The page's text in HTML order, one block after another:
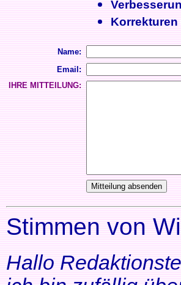
Name:
Email:
IHRE MITTEILUNG:
Stimmen von
Hallo